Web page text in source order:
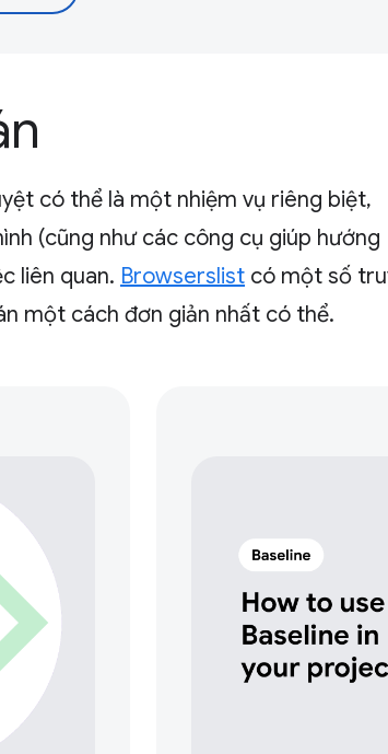
có thể là một nhiệm vụ riêng biệt,
(cũng như các công cụ giúp hướng
liên quan. Browserslist có một số
một cách đơn giản nhất có thể.